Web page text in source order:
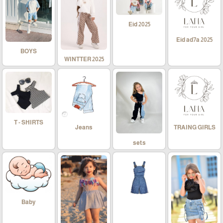
Eid ad7a 2025
Eid 2025
WINTTER 2025
BOYS
TRAING GIRLS
sets
Jeans
T - SHIRTS
Baby